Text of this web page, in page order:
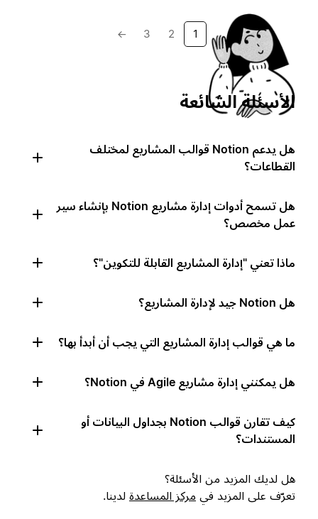
1
2
3
→
الأسئلة الشائعة
هل يدعم Notion قوالب المشاريع لمختلف
القطاعات؟
هل تسمح أدوات إدارة مشاريع Notion بإنشاء سير
عمل مخصص؟
ماذا تعني "إدارة المشاريع القابلة للتكوين"؟
هل Notion جيد لإدارة المشاريع؟
ما هي قوالب إدارة المشاريع التي يجب أن أبدأ بها؟
هل يمكنني إدارة مشاريع Agile في Notion؟
كيف تقارن قوالب Notion بجداول البيانات أو
المستندات؟
هل لديك المزيد من الأسئلة؟
تعرّف على المزيد في مركز المساعدة لدينا.